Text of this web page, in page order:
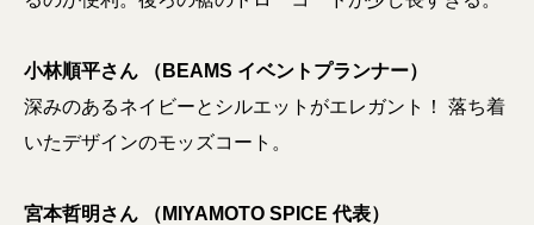
小林順平さん （BEAMS イベントプランナー）
深みのあるネイビーとシルエットがエレガント！ 落ち着
いたデザインのモッズコート。
宮本哲明さん （MIYAMOTO SPICE 代表）